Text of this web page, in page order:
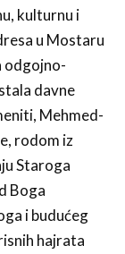
kulturnu i
u Mostaru
odgojno-
davne
Mehmed-
rodom iz
Staroga
Boga
i budućeg
hajrata